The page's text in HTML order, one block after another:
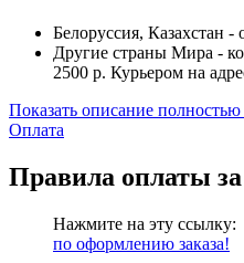
Белоруссия, Казахстан -
Другие страны Мира -
2500 р. Курьером на
Показать описание полностью
Оплата
Правила оплаты
Нажмите на эту ссылку:
по оформлению заказа!